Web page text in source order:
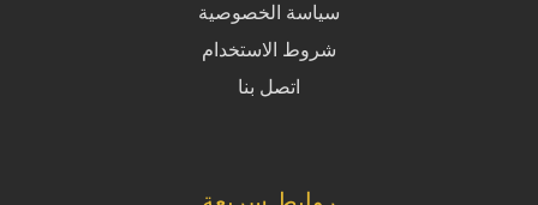
سياسة الخصوصية
شروط الاستخدام
اتصل بنا